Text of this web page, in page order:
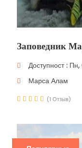
Заповедник
Доступност :
Марса Алам
(1 Отзыв)